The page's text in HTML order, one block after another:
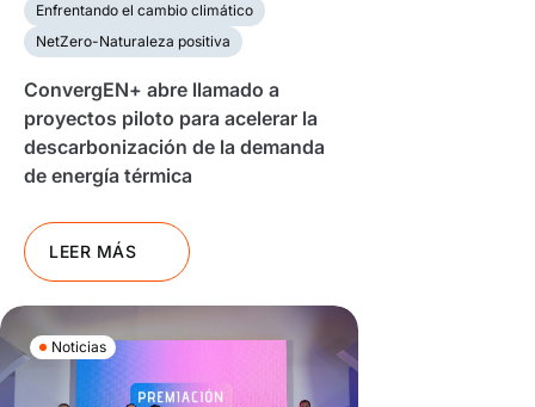
Enfrentando el cambio climático
NetZero-Naturaleza positiva
ConvergEN+ abre llamado a
proyectos piloto para acelerar la
descarbonización de la demanda
de energía térmica
LEER MÁS
Noticias